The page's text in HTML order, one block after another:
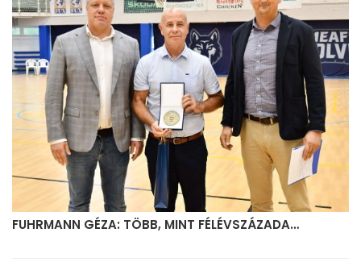
FUHRMANN GÉZA: TÖBB, MINT FÉLÉVSZÁZADA…